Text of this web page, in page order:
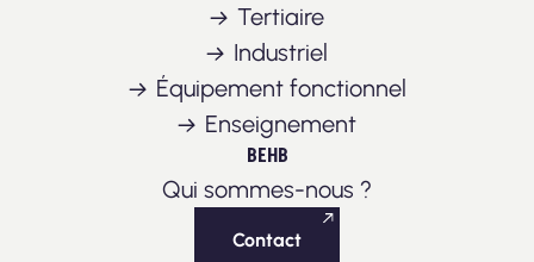
Tertiaire
Industriel
Équipement fonctionnel
Enseignement
BEHB
Qui sommes-nous ?
Contact